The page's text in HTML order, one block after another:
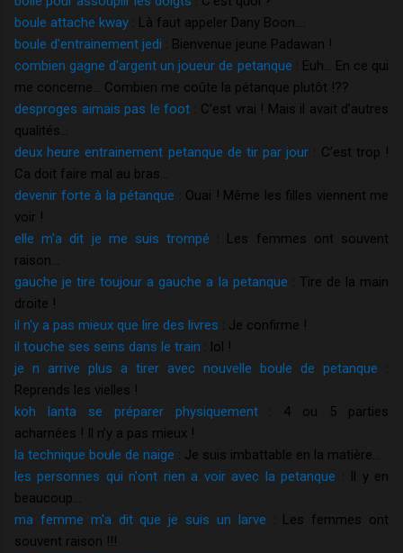
boule attache kway : Là faut appeler Dany Boon….
boule d'entrainement jedi : Bienvenue jeune Padawan !
combien gagne d'argent un joueur de petanque : Euh… En ce qui
me concerne… Combien me coûte la pétanque plutôt !??
desproges aimais pas le foot : C’est vrai ! Mais il avait d’autres
qualités…
deux heure entrainement petanque de tir par jour : C’est trop !
Ca doit faire mal au bras…
devenir forte à la pétanque : Ouai ! Même les filles viennent me
voir !
elle m'a dit je me suis trompé : Les femmes ont souvent
raison…
gauche je tire toujour a gauche a la petanque : Tire de la main
droite !
il n'y a pas mieux que lire des livres : Je confirme !
il touche ses seins dans le train : lol !
je n arrive plus a tirer avec nouvelle boule de petanque :
Reprends les vielles !
koh lanta se préparer physiquement : 4 ou 5 parties
acharnées ! Il n’y a pas mieux !
la technique boule de naige : Je suis imbattable en la matière…
les personnes qui n'ont rien a voir avec la petanque : Il y en
beaucoup…
ma femme m'a dit que je suis un larve : Les femmes ont
souvent raison !!!